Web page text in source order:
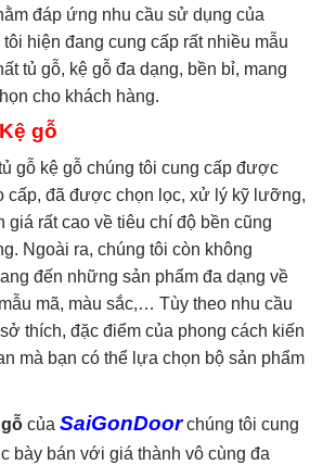
đáp ứng nhu cầu sử dụng của
hiện đang cung cấp rất nhiều mẫu
tủ gỗ, kệ gỗ đa dạng, bền bỉ, mang
cho khách hàng.
gỗ
gỗ kệ gỗ chúng tôi cung cấp được
cấp, đã được chọn lọc, xử lý kỹ lưỡng,
rất cao về tiêu chí độ bền cũng
Ngoài ra, chúng tôi còn không
đến những sản phẩm đa dạng về
mã, màu sắc,… Tùy theo nhu cầu
thích, đặc điểm của phong cách kiến
mà bạn có thể lựa chọn bộ sản phẩm
của SaiGonDoorchúng tôi cung
bày bán với giá thành vô cùng đa